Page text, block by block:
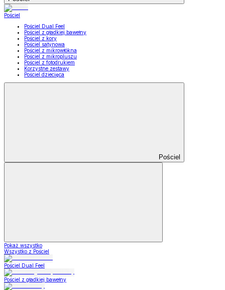
Pościel
Pościel Dual Feel
Pościel z gładkiej bawełny
Pościel z kory
Pościel satynowa
Pościel z mikrowłókna
Pościel z mikropluszu
Pościel z fotodrukiem
Korzystne zestawy
Pościel dziecięca
Pościel
Pokaż wszystko
Wszystko z Pościel
Pościel Dual Feel
Pościel z gładkiej bawełny